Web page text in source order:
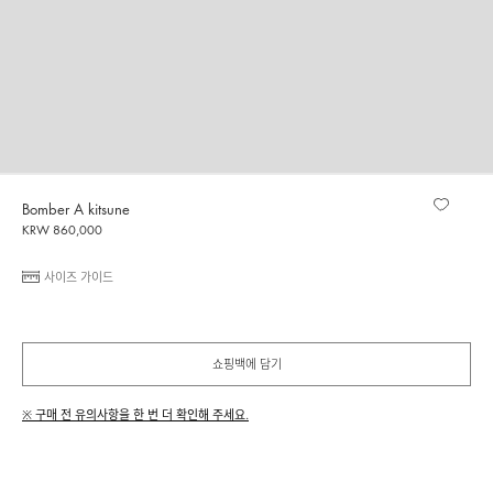
Bomber A kitsune
KRW 860,000
사이즈 가이드
쇼핑백에 담기
※ 구매 전 유의사항을 한 번 더 확인해 주세요.